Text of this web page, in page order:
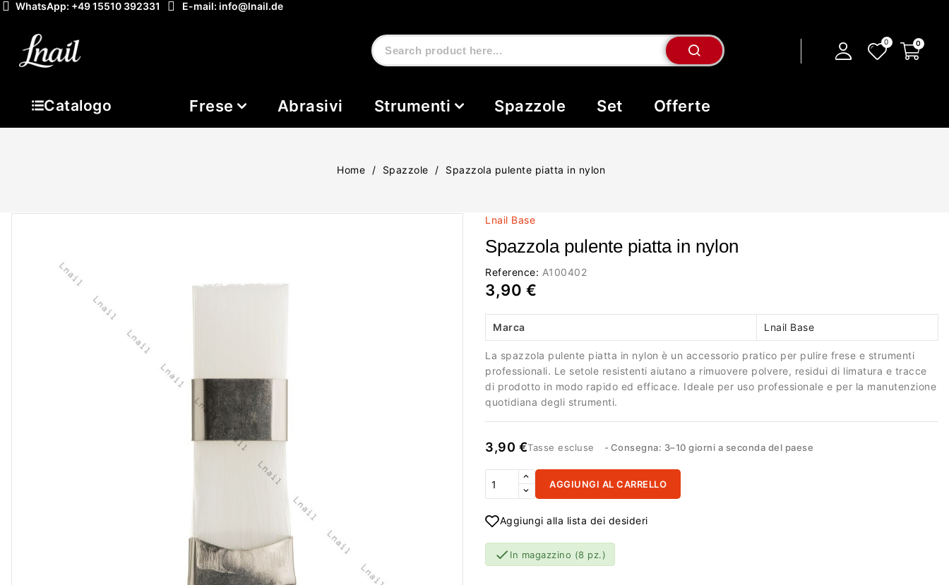
WhatsApp: +49 15510 392331 E-mail: info@lnail.de
Catalogo Frese Abrasivi Strumenti Spazzole Set Offerte
Home Spazzole Spazzola pulente piatta in nylon
Lnail Base
Spazzola pulente piatta in nylon
Reference: A100402
3,90 €
Marca Lnail Base
La spazzola pulente piatta in nylon è un accessorio pratico per pulire frese e strumenti
professionali. Le setole resistenti aiutano a rimuovere polvere, residui di limatura e tracce
di prodotto in modo rapido ed efficace. Ideale per uso professionale e per la manutenzione
quotidiana degli strumenti.
3,90 €Tasse escluse Consegna: 3–10 giorni a seconda del paese
AGGIUNGI AL CARRELLO
Aggiungi alla lista dei desideri
 In magazzino (8 pz.)